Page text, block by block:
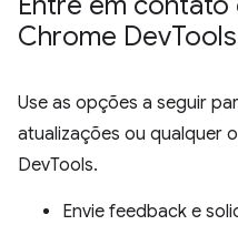
Chrome DevTools
Use as opções a seguir
atualizações ou qualquer
DevTools.
Envie feedback e